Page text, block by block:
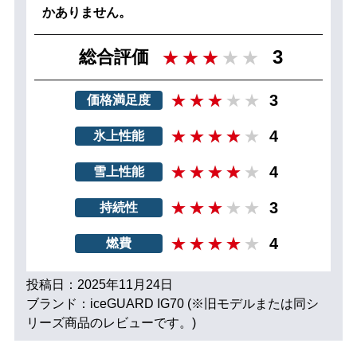
かありません。
総合評価 3
価格満足度 3
氷上性能 4
雪上性能 4
持続性 3
燃費 4
投稿日：2025年11月24日
ブランド：iceGUARD IG70 (※旧モデルまたは同シ
リーズ商品のレビューです。)